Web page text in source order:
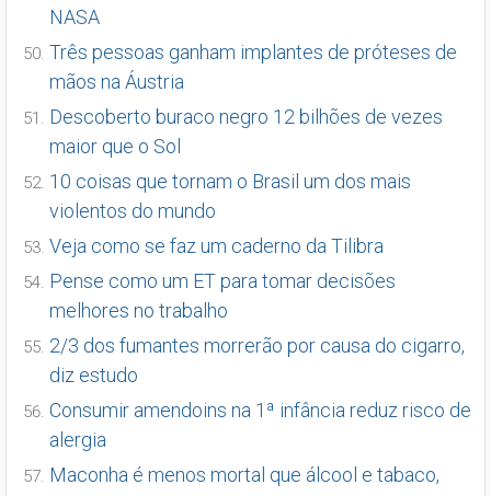
NASA
Três pessoas ganham implantes de próteses de
mãos na Áustria
Descoberto buraco negro 12 bilhões de vezes
maior que o Sol
10 coisas que tornam o Brasil um dos mais
violentos do mundo
Veja como se faz um caderno da Tilibra
Pense como um ET para tomar decisões
melhores no trabalho
2/3 dos fumantes morrerão por causa do cigarro,
diz estudo
Consumir amendoins na 1ª infância reduz risco de
alergia
Maconha é menos mortal que álcool e tabaco,